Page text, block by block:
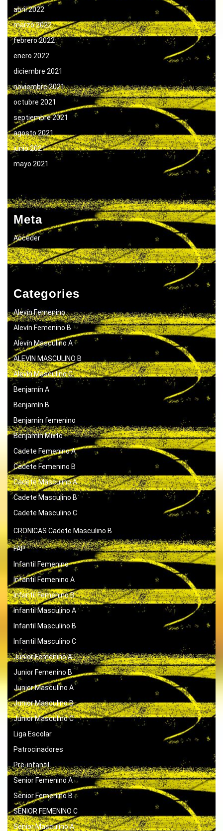
abril 2022
marzo 2022
febrero 2022
enero 2022
diciembre 2021
noviembre 2021
octubre 2021
septiembre 2021
agosto 2021
junio 2021
mayo 2021
Meta
Acceder
Categories
Alevín Femenino
Alevín Femenino B
Alevín Masculino A
ALEVIN MASCULINO B
Alevín Masculino C
Benjamín A
Benjamín B
Benjamin femenino
Benjamín Mixto
Cadete Femenino A
Cadete Femenino B
Cadete Masculino A
Cadete Masculino B
Cadete Masculino C
CRONICAS Cadete Masculino B
FAP
Infantil Femenino
Infantil Femenino A
Infantil Femenino B
Infantil Masculino A
Infantil Masculino B
Infantil Masculino C
Junior Femenino A
Junior Femenino B
Junior Masculino A
Junior Masculino B
Junior Masculino C
Liga Escolar
Patrocinadores
Pre-infantil
Senior Femenino A
Senior Femenino B
SENIOR FEMENINO C
Senior Masculino A